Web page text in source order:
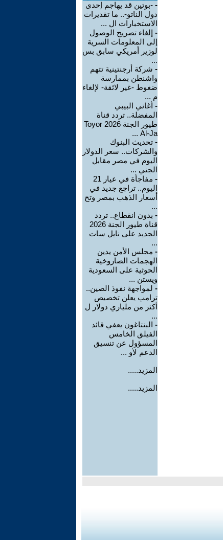
- -بوتين قد يهاجم إحدى
دول الناتو-.. ما تقديرات
الاستخبارات ال ...
- إلغاء تصريح الوصول
إلى المعلومات السرية
لوزير أمريكي سابق بس
...
- شركة أرجنتينية تتهم
واشنطن بممارسة
ضغوط -غير لائقة- لإلغاء
م ...
- أغاني البيبي
المفضلة.. تردد قناة
طيور الجنة 2026 Toyor
Al-Ja ...
- تحديث البنوك
والشركات.. سعر الدولار
اليوم في مصر مقابل
الجني ...
-
مفاجأة في عيار 21
اليوم.. تراجع جديد في
أسعار الذهب بمصر وتح
...
- بدون انقطاع.. تردد
قناة طيور الجنة 2026
الجديد على نايل سات
...
- مجلس الأمن يدين
الهجمات الصاروخية
الحوثية على السعودية
ويستن ...
- لمواجهة نفوذ الصين..
ترامب يعلن تخصيص
أكثر من ملياري دولار ل
...
- البنتاغون يعفي قائد
الفيلق الخامس
المسؤول عن تنسيق
الدعم لأو ...
المزيد.....
المزيد.....